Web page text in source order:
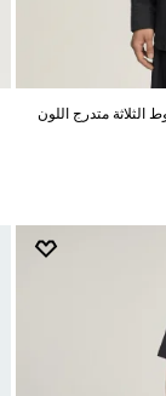
متدرج اللون